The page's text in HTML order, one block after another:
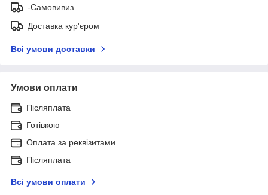
-Самовивиз
Доставка кур'єром
Всі умови доставки
Умови оплати
Післяплата
Готівкою
Оплата за реквізитами
Післяплата
Всі умови оплати